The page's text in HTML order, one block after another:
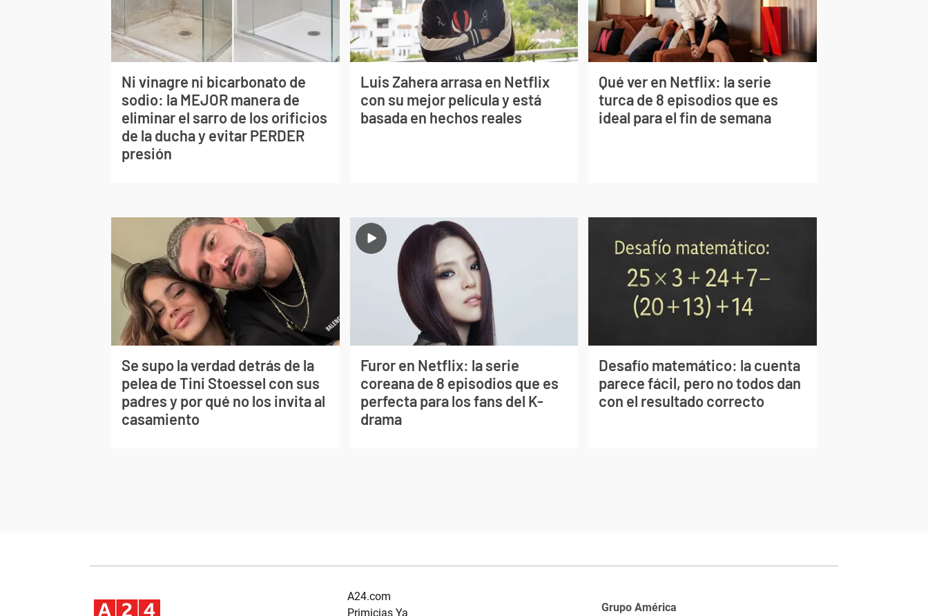
Ni vinagre ni bicarbonato de
sodio: la MEJOR manera de
eliminar el sarro de los orificios
de la ducha y evitar PERDER
presión
Luis Zahera arrasa en Netflix
con su mejor película y está
basada en hechos reales
Qué ver en Netflix: la serie
turca de 8 episodios que es
ideal para el fin de semana
Se supo la verdad detrás de la
pelea de Tini Stoessel con sus
padres y por qué no los invita al
casamiento
Furor en Netflix: la serie
coreana de 8 episodios que es
perfecta para los fans del K-
drama
Desafío matemático: la cuenta
parece fácil, pero no todos dan
con el resultado correcto
A24.com
Primicias Ya
Grupo América